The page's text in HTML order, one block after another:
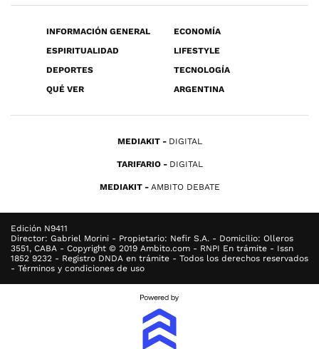
INFORMACIÓN GENERAL
ECONOMÍA
ESPIRITUALIDAD
LIFESTYLE
DEPORTES
TECNOLOGÍA
QUÉ VER
ARGENTINA
MEDIAKIT DIGITAL
TARIFARIO DIGITAL
MEDIAKIT AMBITO DEBATE
Edición N9411
Director: Gabriel Morini - Propietario: Nefir S.A. - Domicilio: Olleros
3551, CABA - Copyright © 2019 Ambito.com - RNPI En trámite - Issn
1852 9232 - Registro DNDA en trámite - Todos los derechos reservados
- Términos y condiciones de uso